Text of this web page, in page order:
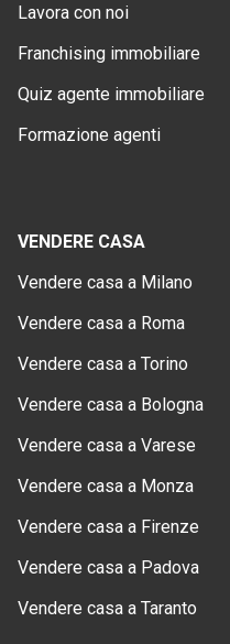
Lavora con noi
Franchising immobiliare
Quiz agente immobiliare
Formazione agenti
VENDERE CASA
Vendere casa a Milano
Vendere casa a Roma
Vendere casa a Torino
Vendere casa a Bologna
Vendere casa a Varese
Vendere casa a Monza
Vendere casa a Firenze
Vendere casa a Padova
Vendere casa a Taranto